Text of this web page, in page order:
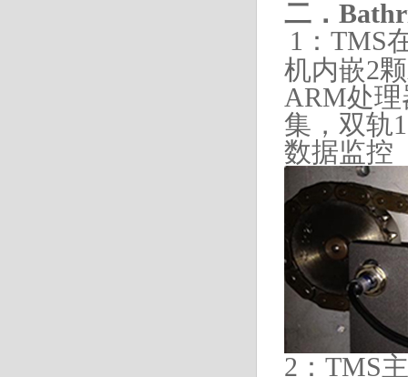
二 ．
1：TMS
机内嵌2
ARM处理
集，双轨
数据监控
2：TMS